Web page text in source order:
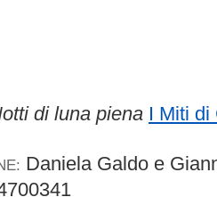
di luna piena I Miti di
Daniela Galdo e